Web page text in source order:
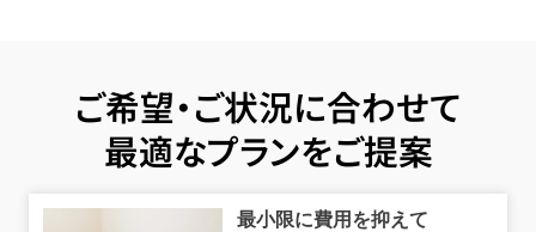
ご希望・ご状況に合わせて
最適なプランをご提案
最小限に費用を抑えて